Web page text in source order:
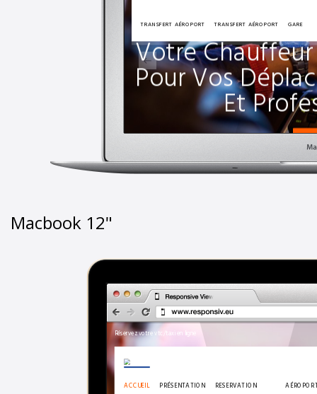
Macbook 12"